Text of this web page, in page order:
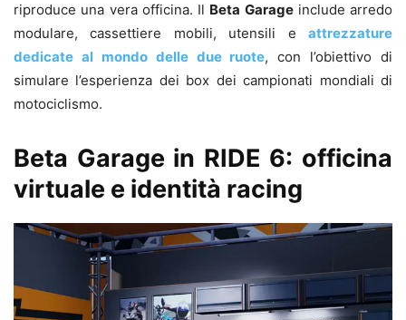
riproduce una vera officina. Il Beta Garageinclude arredo
modulare, cassettiere mobili, utensili e attrezzature
dedicate al mondo delle due ruote, con l’obiettivo di
simulare l’esperienza dei box dei campionati mondiali di
motociclismo.
Beta Garage in RIDE 6: officina
virtuale e identità racing